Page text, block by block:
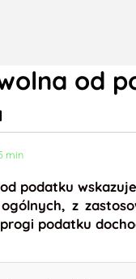
od
min
podatku
z
podatku